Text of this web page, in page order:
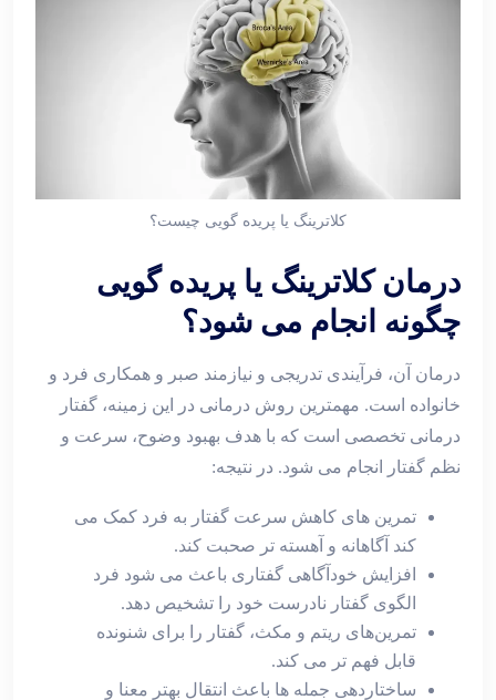
کلاترینگ یا پریده گویی چیست؟
درمان کلاترینگ یا پریده ‌گویی
چگونه انجام می‌ شود؟
درمان آن، فرآیندی تدریجی و نیازمند صبر و همکاری فرد و
خانواده است. مهمترین روش درمانی در این زمینه، گفتار
درمانی تخصصی است که با هدف بهبود وضوح، سرعت و
نظم گفتار انجام می ‌شود. در نتیجه:
تمرین‌ های کاهش سرعت گفتار به فرد کمک می‌
کند آگاهانه و آهسته ‌تر صحبت کند.
افزایش خودآگاهی گفتاری باعث می ‌شود فرد
الگوی گفتار نادرست خود را تشخیص دهد.
تمرین‌های ریتم و مکث، گفتار را برای شنونده
قابل ‌فهم ‌تر می ‌کند.
ساختاردهی جمله ‌ها باعث انتقال بهتر معنا و